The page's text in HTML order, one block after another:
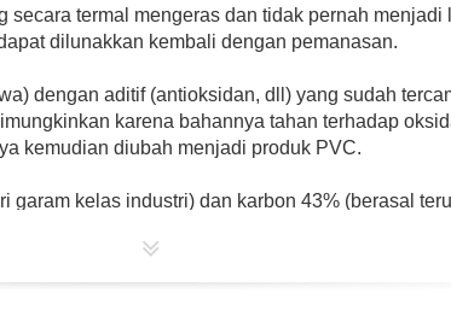
termal mengeras dan tidak pernah
dilunakkan kembali dengan pemanasan.
dengan aditif (antioksidan, dll) yang sudah
karena bahannya tahan terhadap
kemudian diubah menjadi produk PVC.
kelas industri) dan karbon 43% (berasal
bergantung pada minyak. atau gas. Klorin ini